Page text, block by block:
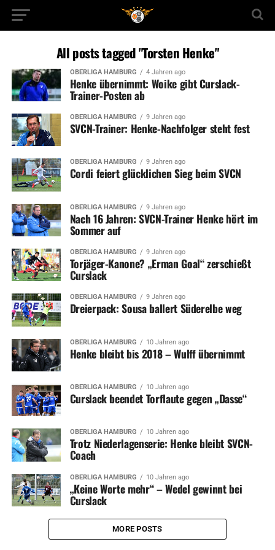
All posts tagged "Torsten Henke"
OBERLIGA HAMBURG 4 Jahren ago
Henke übernimmt: Woike gibt Curslack-
Trainer-Posten ab
OBERLIGA HAMBURG 9 Jahren ago
SVCN-Trainer: Henke-Nachfolger steht fest
OBERLIGA HAMBURG 9 Jahren ago
Cordi feiert glücklichen Sieg beim SVCN
OBERLIGA HAMBURG 9 Jahren ago
Nach 16 Jahren: SVCN-Trainer Henke hört im
Sommer auf
OBERLIGA HAMBURG 9 Jahren ago
Torjäger-Kanone? „Erman Goal“ zerschießt
Curslack
OBERLIGA HAMBURG 9 Jahren ago
Dreierpack: Sousa ballert Süderelbe weg
OBERLIGA HAMBURG 10 Jahren ago
Henke bleibt bis 2018 – Wulff übernimmt
OBERLIGA HAMBURG 10 Jahren ago
Curslack beendet Torflaute gegen „Dasse“
OBERLIGA HAMBURG 10 Jahren ago
Trotz Niederlagenserie: Henke bleibt SVCN-
Coach
OBERLIGA HAMBURG 10 Jahren ago
„Keine Worte mehr“ – Wedel gewinnt bei
Curslack
MORE POSTS